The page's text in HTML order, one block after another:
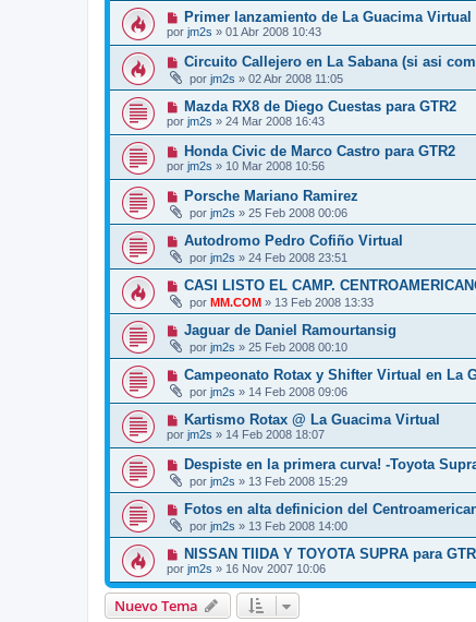
Primer lanzamiento de La Guacima Virtual
por jm2s » 01 Abr 2008 10:43
Circuito Callejero en La Sabana (si asi
por jm2s » 02 Abr 2008 11:05
Mazda RX8 de Diego Cuestas para GTR2
por jm2s » 24 Mar 2008 16:43
Honda Civic de Marco Castro para GTR2
por jm2s » 10 Mar 2008 10:56
Porsche Mariano Ramirez
por jm2s » 25 Feb 2008 00:06
Autodromo Pedro Cofiño Virtual
por jm2s » 24 Feb 2008 23:51
CASI LISTO EL CAMP.
por MM.COM » 13 Feb 2008 13:33
Jaguar de Daniel Ramourtansig
por jm2s » 25 Feb 2008 00:10
Campeonato Rotax y Shifter Virtual en La
por jm2s » 14 Feb 2008 09:06
Kartismo Rotax @ La Guacima Virtual
por jm2s » 14 Feb 2008 18:07
Despiste en la primera curva! -Toyota
por jm2s » 13 Feb 2008 15:29
Fotos en alta definicion del
por jm2s » 13 Feb 2008 14:00
NISSAN TIIDA Y TOYOTA SUPRA para
por jm2s » 16 Nov 2007 10:06
Nuevo Tema